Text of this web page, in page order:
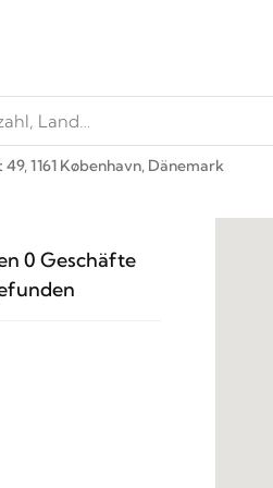
1161 København, Dänemark
0 Geschäfte